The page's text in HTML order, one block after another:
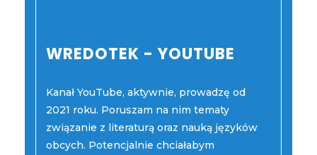
WREDOTEK - YOUTUBE
Kanał YouTube, aktywnie, prowadzę od
2021 roku. Poruszam na nim tematy
związanie z literaturą oraz nauką języków
obcych. Potencjalnie chciałabym
YOUTUBE ROZPOCZYNA SIĘ
OD 500ZŁ/NETTO.